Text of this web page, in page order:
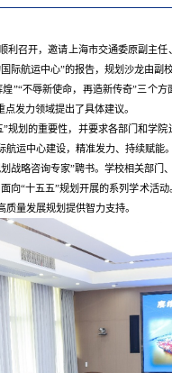
利召开，邀请上海市交通委原副主
际航运中心”的报告，规划沙龙由副
”“不辱新使命，再造新传奇”三个
发力领域提出了具体建议。
规划的重要性，并要求各部门和学
运中心建设，精准发力、持续赋能。
战略咨询专家”聘书。学校相关部门
向“十五五”规划开展的系列学术活
量发展规划提供智力支持。